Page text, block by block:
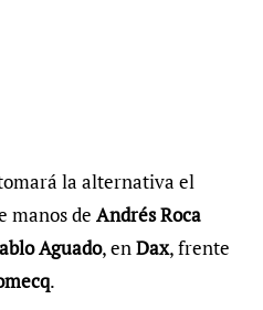
la alternativa el
manos de Andrés Roca
Aguado, enDax, frente
.